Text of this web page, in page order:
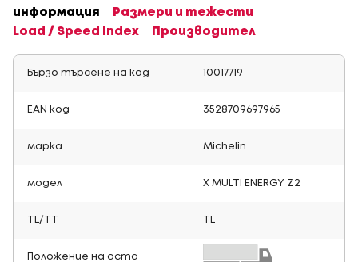
информация
Размери и тежести
Load / Speed Index
Производител
Бързо търсене на код 10017719
EAN код 3528709697965
марка Michelin
модел X MULTI ENERGY Z2
TL/TT
Положение на оста